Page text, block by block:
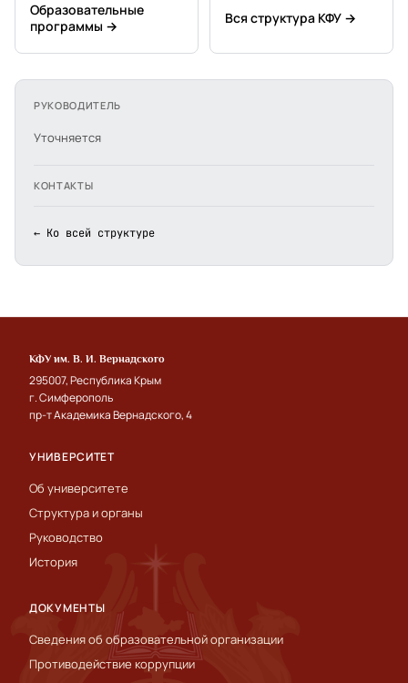
Образовательные
программы →
Вся структура КФУ →
РУКОВОДИТЕЛЬ
Уточняется
КОНТАКТЫ
← Ко всей структуре
КФУ им. В. И. Вернадского
295007, Республика Крым
г. Симферополь
пр-т Академика Вернадского, 4
УНИВЕРСИТЕТ
Об университете
Структура и органы
Руководство
История
ДОКУМЕНТЫ
Сведения об образовательной организации
Противодействие коррупции